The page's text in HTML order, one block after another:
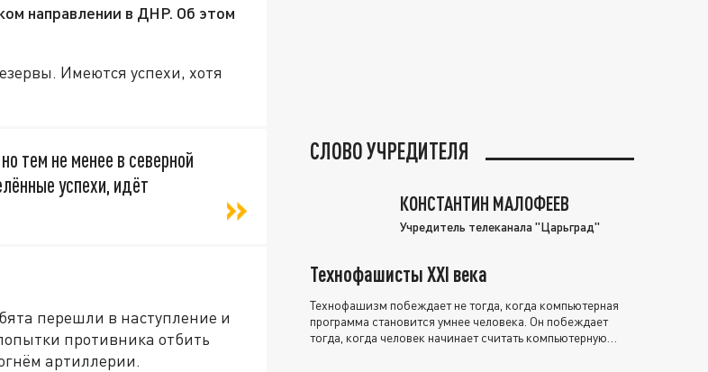
направлении в ДНР. Об этом
Имеются успехи, хотя
тем не менее в северной
успехи, идёт
перешли в наступление и
противника отбить
артиллерии.
СЛОВО УЧРЕДИТЕЛЯ
КОНСТАНТИН МАЛОФЕЕВ
Учредитель телеканала "Царьград"
Технофашисты XXI века
Технофашизм побеждает не тогда, когда компьютерная
программа становится умнее человека. Он побеждает
тогда, когда человек начинает считать компьютерную